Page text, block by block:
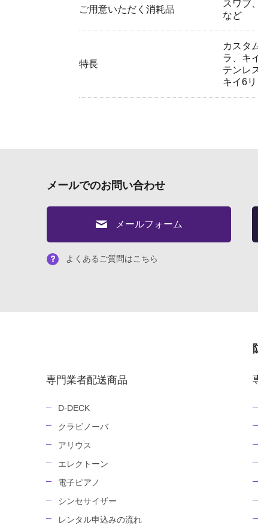
ご用意いただく消耗品
スワブ
など
特長
カスタ
ラ、キ
テンレ
キイ6
メールでのお問い合わせ
メールフォーム
よくあるご質問はこちら
専門業者配送商品
D-DECK
クラビノーバ
アリウス
エレクトーン
電子ピアノ
シンセサイザー
レンタル申込みの流れ